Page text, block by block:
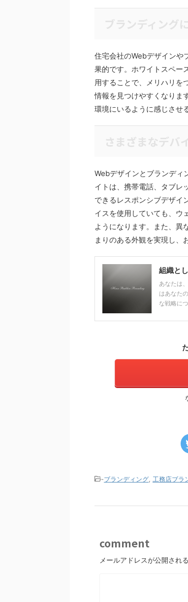
住宅会社のWebデザインや
果的です。ホワイトスペー
用することで、メリハリを
情報を見つけやすくなりま
環境にいるように感じさせ
Webデザインとブランディ
イトは、携帯電話、タブレ
できるレスポンシブデザイ
イスを使用していても、ウ
ようになります。また、異
まりのある外観を実現し、
組織と
あなたは
はあなた
な戦略に
-ブランディング 工務店ブラ
comment
メールアドレスが公開され